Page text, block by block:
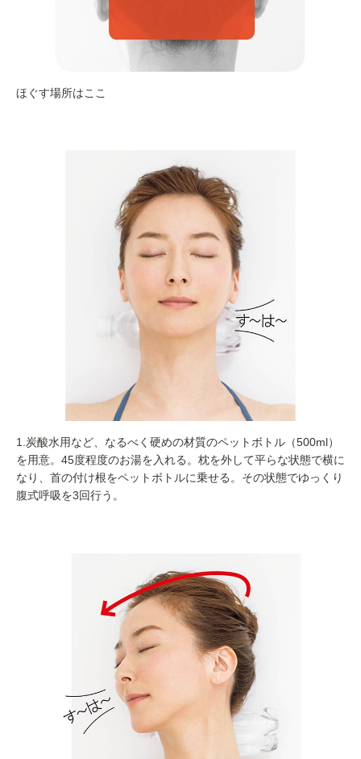
ほぐす場所はここ
1.炭酸水用など、なるべく硬めの材質のペットボトル（500ml）
を用意。45度程度のお湯を入れる。枕を外して平らな状態で横に
なり、首の付け根をペットボトルに乗せる。その状態でゆっくり
腹式呼吸を3回行う。